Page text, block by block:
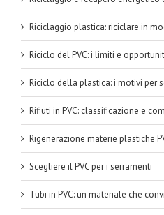
Riciclaggio plastica: riciclare in
Riciclo del PVC: i limiti e
Riciclo della plastica: i motivi per
Rifiuti in PVC: classificazione e
Rigenerazione materie plastiche
Scegliere il PVC per i serramenti
Tubi in PVC: un materiale che